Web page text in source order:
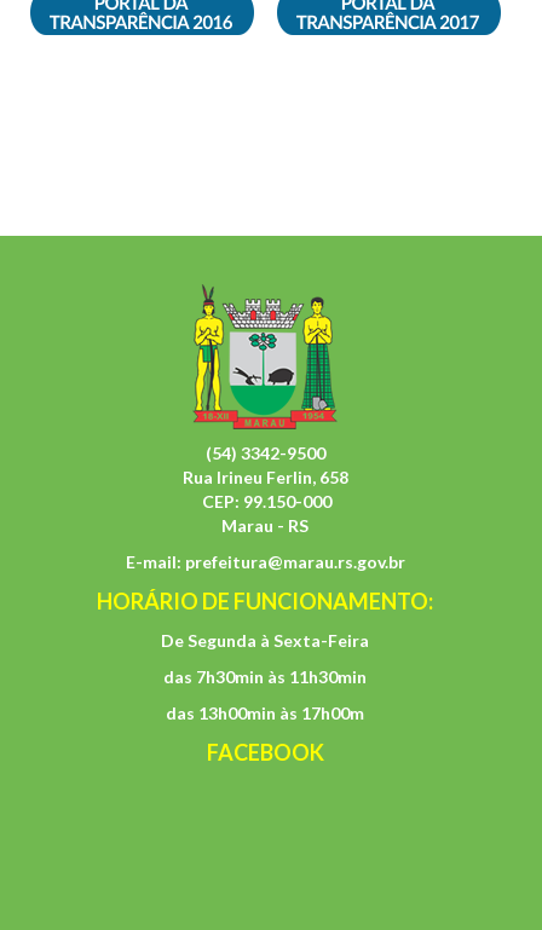
(54) 3342-9500
Rua Irineu Ferlin, 658
CEP: 99.150-000
Marau - RS
E-mail: prefeitura@marau.rs.gov.br
HORÁRIO DE FUNCIONAMENTO:
De Segunda à Sexta-Feira
das 7h30min às 11h30min
das 13h00min às 17h00m
FACEBOOK